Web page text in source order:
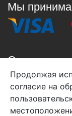
Мы
Связь с
+7 (495)
info@arben-
Продолжая
согласие на